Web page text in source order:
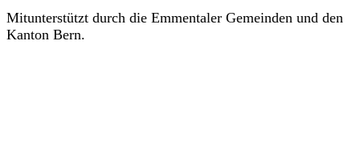
Mitunterstützt durch die Emmentaler Gemeinden und den
Kanton Bern.